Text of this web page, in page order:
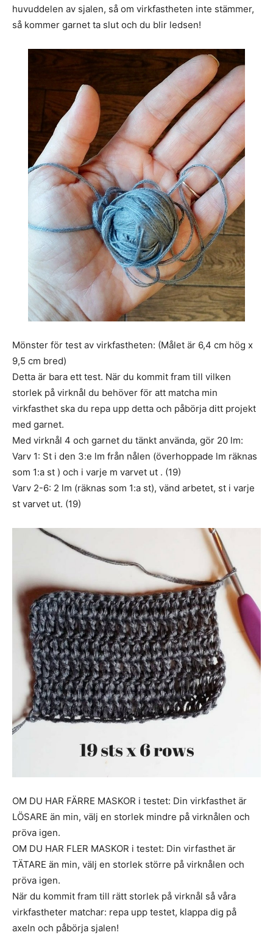
huvuddelen av sjalen, så om virkfastheten inte stämmer,
så kommer garnet ta slut och du blir ledsen!
Mönster för test av virkfastheten: (Målet är 6,4 cm hög x
9,5 cm bred)
Detta är bara ett test. När du kommit fram till vilken
storlek på virknål du behöver för att matcha min
virkfasthet ska du repa upp detta och påbörja ditt projekt
med garnet.
Med virknål 4 och garnet du tänkt använda, gör 20 lm:
Varv 1: St i den 3:e lm från nålen (överhoppade lm räknas
som 1:a st ) och i varje m varvet ut . (19)
Varv 2-6: 2 lm (räknas som 1:a st), vänd arbetet, st i varje
st varvet ut. (19)
OM DU HAR FÄRRE MASKOR i testet: Din virkfasthet är
LÖSARE än min, välj en storlek mindre på virknålen och
pröva igen.
OM DU HAR FLER MASKOR i testet: Din virfasthet är
TÄTARE än min, välj en storlek större på virknålen och
pröva igen.
När du kommit fram till rätt storlek på virknål så våra
virkfastheter matchar: repa upp testet, klappa dig på
axeln och påbörja sjalen!